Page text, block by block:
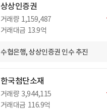
상상인증권
거래량 1,159,487
거래대금 13.9억
수협은행, 상상인증권 인수 추진
한국첨단소재
거래량 3,944,115
거래대금 116.9억